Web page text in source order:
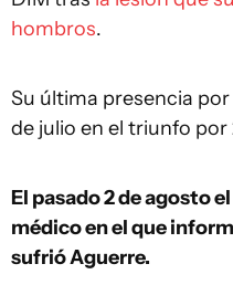
hombros.
Su última presencia
de julio en el triunfo
El pasado 2 de agosto
médico en el que
sufrió Aguerre.